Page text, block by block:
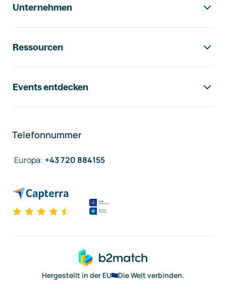
Unternehmen
Ressourcen
Events entdecken
Telefonnummer
Europa: +43 720 884155
Hergestellt in der EU
Die Welt verbinden.